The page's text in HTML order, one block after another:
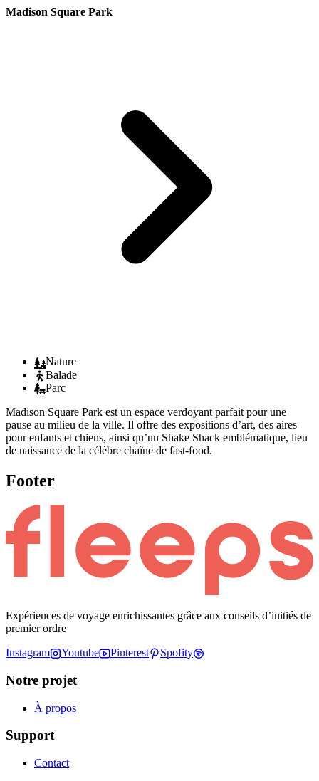
Madison Square Park
Nature
Balade
Parc
Madison Square Park est un espace verdoyant parfait pour une
pause au milieu de la ville. Il offre des expositions d’art, des aires
pour enfants et chiens, ainsi qu’un Shake Shack emblématique, lieu
de naissance de la célèbre chaîne de fast-food.
Footer
Expériences de voyage enrichissantes grâce aux conseils d’initiés de
premier ordre
Instagram
Youtube Pinterest Spofity
Notre projet
À propos
Support
Contact